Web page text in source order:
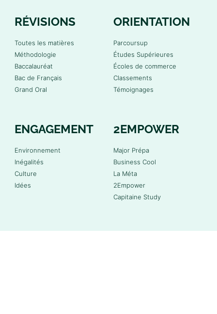
RÉVISIONS
Toutes les matières
Méthodologie
Baccalauréat
Bac de Français
Grand Oral
ORIENTATION
Parcoursup
Études Supérieures
Écoles de commerce
Classements
Témoignages
ENGAGEMENT
Environnement
Inégalités
Culture
Idées
2EMPOWER
Major Prépa
Business Cool
La Méta
2Empower
Capitaine Study